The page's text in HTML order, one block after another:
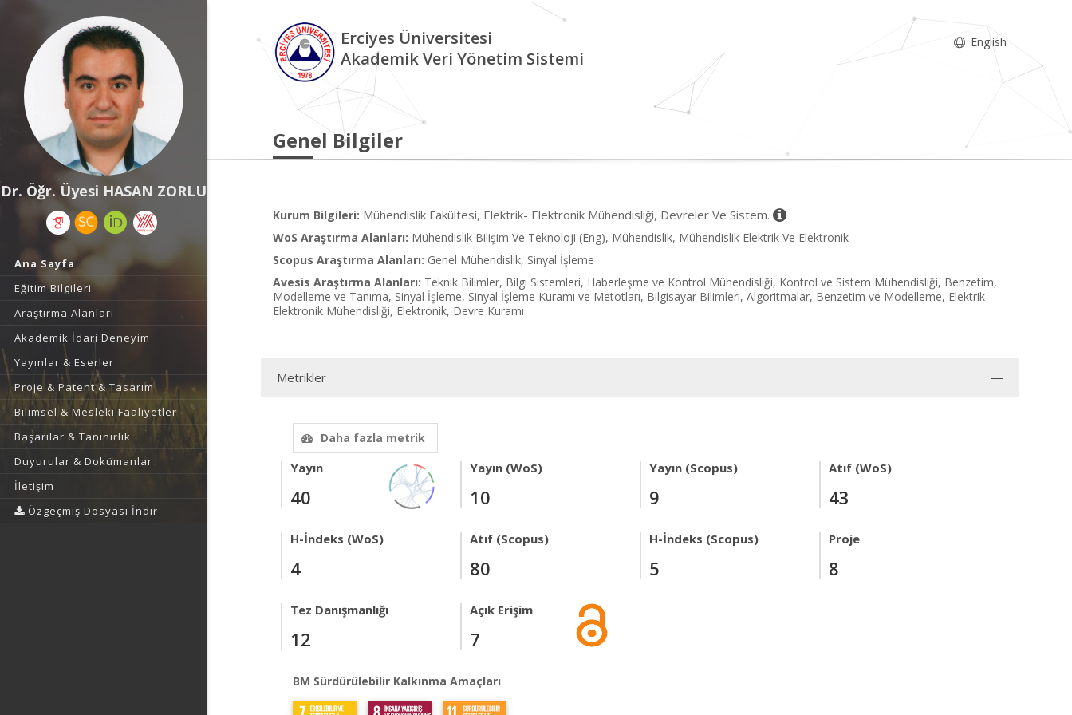
Dr. Öğr. Üyesi HASAN ZORLU
Ana Sayfa
Eğitim Bilgileri
Araştırma Alanları
Akademik İdari Deneyim
Yayınlar & Eserler
Proje & Patent & Tasarım
Bilimsel & Mesleki Faaliyetler
Başarılar & Tanınırlık
Duyurular & Dokümanlar
İletişim
Özgeçmiş Dosyası İndir
Erciyes Üniversitesi
Akademik Veri Yönetim Sistemi
English
Genel Bilgiler
Kurum Bilgileri: Mühendislik Fakültesi, Elektrik- Elektronik Mühendisliği, Devreler Ve Sistem.
WoS Araştırma Alanları: Mühendislik Bilişim Ve Teknoloji (Eng), Mühendislik, Mühendislik Elektrik Ve Elektronik
Scopus Araştırma Alanları: Genel Mühendislik, Sinyal İşleme
Avesis Araştırma Alanları: Teknik Bilimler, Bilgi Sistemleri, Haberleşme ve Kontrol Mühendisliği, Kontrol ve Sistem Mühendisliği, Benzetim,
Modelleme ve Tanıma, Sinyal İşleme, Sinyal İşleme Kuramı ve Metotları, Bilgisayar Bilimleri, Algoritmalar, Benzetim ve Modelleme, Elektrik-
Elektronik Mühendisliği, Elektronik, Devre Kuramı
Metrikler
Daha fazla metrik
Yayın
40
Yayın (WoS)
10
Yayın (Scopus)
9
Atıf (WoS)
43
H-İndeks (WoS)
4
Atıf (Scopus)
80
H-İndeks (Scopus)
5
Proje
8
Tez Danışmanlığı
12
Açık Erişim
7
BM Sürdürülebilir Kalkınma Amaçları